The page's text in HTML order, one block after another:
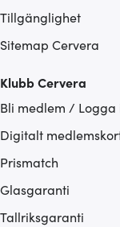
Tillgänglighet
Sitemap Cervera
Klubb Cervera
Bli medlem / Logga
Digitalt
Prismatch
Glasgaranti
Tallriksgaranti